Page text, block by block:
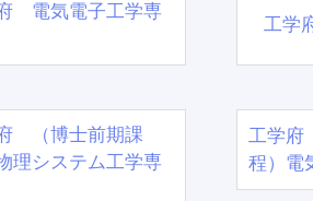
電気電子工学専
工学
（博士前期課
理システム工学専
工学
程）電